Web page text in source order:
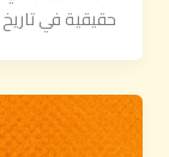
حقيقية في